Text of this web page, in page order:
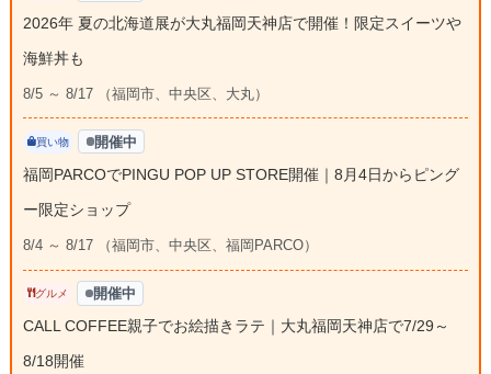
2026年 夏の北海道展が大丸福岡天神店で開催！限定スイーツや
海鮮丼も
8/5 ～ 8/17 （福岡市、中央区、大丸）
買い物 開催中
福岡PARCOでPINGU POP UP STORE開催｜8月4日からピング
ー限定ショップ
8/4 ～ 8/17 （福岡市、中央区、福岡PARCO）
グルメ 開催中
CALL COFFEE親子でお絵描きラテ｜大丸福岡天神店で7/29～
8/18開催